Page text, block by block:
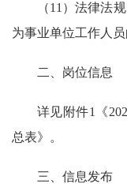
（11）法律法
为事业单位工作人员
二、岗位信息
详见附件1《
总表》。
三、信息发布